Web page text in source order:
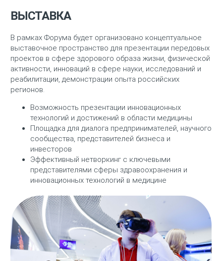
ВЫСТАВКА
В рамках Форума будет организовано концептуальное
выставочное пространство для презентации передовых
проектов в сфере здорового образа жизни, физической
активности, инноваций в сфере науки, исследований и
реабилитации, демонстрации опыта российских
регионов.
Возможность презентации инновационных
технологий и достижений в области медицины
Площадка для диалога предпринимателей, научного
сообщества, представителей бизнеса и
инвесторов
Эффективный нетворкинг с ключевыми
представителями сферы здравоохранения и
инновационных технологий в медицине